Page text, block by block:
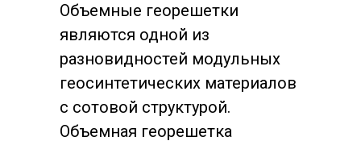
Объемные георешетки
являются одной из
разновидностей модульных
геосинтетических материалов
с сотовой структурой.
Объемная георешетка